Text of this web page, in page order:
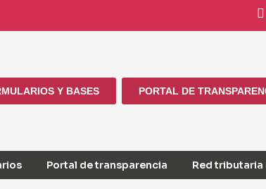
Y BASES PORTAL DE
Portal de transparencia Red tributaria